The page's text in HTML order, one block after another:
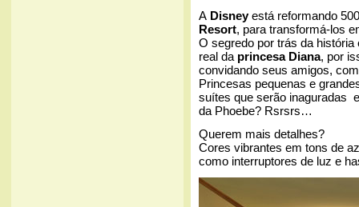
A Disneyestá reformando
Resort, para transformá-los
O segredo por trás da
real da princesa Diana, por
convidando seus amigos,
Princesas pequenas e
suítes que serão inaguradas
da Phoebe? Rsrsrs…
Querem mais detalhes?
Cores vibrantes em tons de
como interruptores de luz e